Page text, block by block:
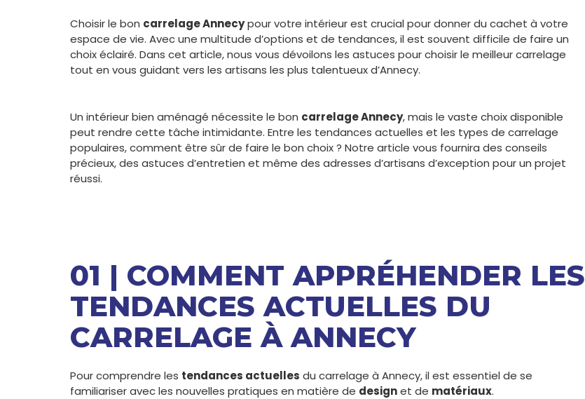
Choisir le bon carrelage Annecypour votre intérieur est crucial pour donner du cachet à votre
espace de vie. Avec une multitude d’options et de tendances, il est souvent difficile de faire un
choix éclairé. Dans cet article, nous vous dévoilons les astuces pour choisir le meilleur carrelage
tout en vous guidant vers les artisans les plus talentueux d’Annecy.
Un intérieur bien aménagé nécessite le bon carrelage Annecy, mais le vaste choix disponible
peut rendre cette tâche intimidante. Entre les tendances actuelles et les types de carrelage
populaires, comment être sûr de faire le bon choix ? Notre article vous fournira des conseils
précieux, des astuces d’entretien et même des adresses d’artisans d’exception pour un projet
réussi.
01 | COMMENT APPRÉHENDER LES
TENDANCES ACTUELLES DU
CARRELAGE À ANNECY
Pour comprendre les tendances actuelles du carrelage à Annecy, il est essentiel de se
familiariser avec les nouvelles pratiques en matière de designet de matériaux.